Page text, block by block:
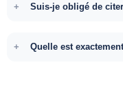
Suis-je obligé de
Quelle est